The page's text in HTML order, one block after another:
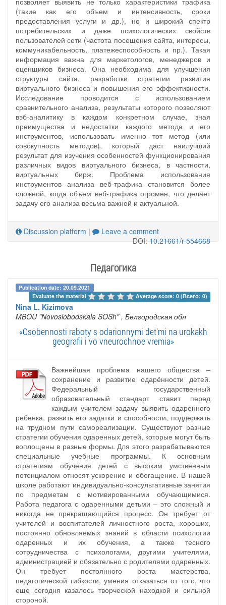
(такие как его объем и интенсивность, сроки
предоставления услуги и др.), но и широкий спектр
потребительских и даже психологических свойств
пользователей сети (частота посещения сайта, интересы,
коммуникабельность, платежеспособность и пр.). Такая
информация важна для маркетологов, менеджеров и
оценщиков бизнеса. Она необходима для улучшения
структуры сайта, разработки стратегии развития
виртуального бизнеса и повышения его эффективности.
Исследование проводится с использованием
сравнительного анализа, результаты которого позволяют
вэб-аналитику в каждом конкретном случае, зная
преимущества и недостатки каждого метода и его
инструментов, использовать именно тот метод (или
совокупность методов), который даст наилучший
результат для изучения особенностей функционирования
различных видов виртуального бизнеса, в частности,
виртуальных бирж. Проблема использования
инструментов анализа веб-трафика становится более
сложной, когда объем веб-трафика огромен, что делает
задачу его анализа весьма важной и актуальной.
Discussion platform |
Leave a comment
DOI:10.21661/r-554668
Педагогика
Publication date: 20.09.2021
Evaluate the material
Average score: 0 (Всего: 0)
Nina L. Kizimova
MBOU "Novoslobodskaia SOSh" , Белгородская обл
«Osobennosti raboty s odarionnymi det'mi na urokakh
geografii i vo vneurochnoe vremia»
Важнейшая проблема нашего общества –
сохранение и развитие одарённости детей.
Федеральный государственный
образовательный стандарт ставит перед
каждым учителем задачу выявить одаренного
ребенка, развить его задатки и способности, поддержать
на трудном пути самореализации. Существуют разные
стратегии обучения одаренных детей, которые могут быть
воплощены в разные формы. Для этого разрабатываются
специальные учебные программы. К основным
стратегиям обучения детей с высоким умственным
потенциалом относят ускорение и обогащение. В нашей
школе работают индивидуально-консультативные занятия
по предметам с мотивированными обучающимися.
Работа педагога с одаренными детьми – это сложный и
никогда не прекращающийся процесс. Он требует от
учителей и воспитателей личностного роста, хороших,
постоянно обновляемых знаний в области психологии
одаренных и их обучения, а также тесного
сотрудничества с психологами, другими учителями,
администрацией и обязательно с родителями одаренных.
Он требует постоянного роста мастерства,
педагогической гибкости, умения отказаться от того, что
еще сегодня казалось творческой находкой и сильной
стороной.